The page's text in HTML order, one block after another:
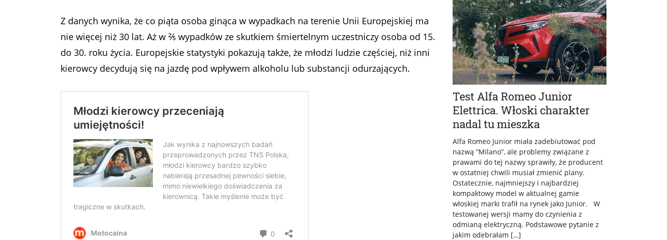
Z danych wynika, że co piąta osoba ginąca w wypadkach na terenie Unii Europejskiej ma
nie więcej niż 30 lat. Aż w ⅖ wypadków ze skutkiem śmiertelnym uczestniczy osoba od 15.
do 30. roku życia. Europejskie statystyki pokazują także, że młodzi ludzie częściej, niż inni
kierowcy decydują się na jazdę pod wpływem alkoholu lub substancji odurzających.
Test Alfa Romeo Junior
Elettrica. Włoski charakter
nadal tu mieszka
Alfa Romeo Junior miała zadebiutować pod
nazwą “Milano”, ale problemy związane z
prawami do tej nazwy sprawiły, że producent
w ostatniej chwili musiał zmienić plany.
Ostatecznie, najmniejszy i najbardziej
kompaktowy model w aktualnej gamie
włoskiej marki trafił na rynek jako Junior. W
testowanej wersji mamy do czynienia z
odmianą elektryczną. Podstawowe pytanie z
jakim odebrałam […]